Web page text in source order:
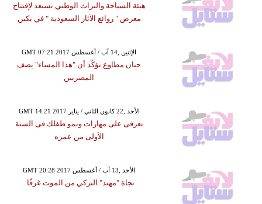
هيئة السياحة والتراث الوطني تستعد لإفتتاح
معرض " روائع الآثار السعودية " في بكين
GMT 07:21 2017 الإثنين ,14 آب / أغسطس
حنان مطاوع تؤكّد أن "هذا المساء" يصف
المصريين
GMT 14:21 2017 الأحد ,22 كانون الثاني / يناير
تعرفى على مهارات ونمو طفلك فى السنة
الأولى من عمره
GMT 20:28 2017 الأحد ,13 آب / أغسطس
نجاة "مهند" التركي من الموت غرقًا